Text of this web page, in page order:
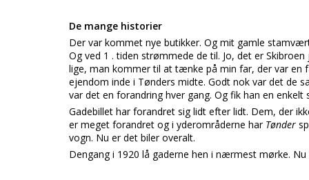
De mange historier
Der var kommet nye butikker. Og mit gamle
Og ved 1 . tiden strømmede de til. Jo, det er
lige, man kommer til at tænke på min far, der var
ejendom inde i Tønders midte. Godt nok var det de
var det en forandring hver gang. Og fik han en
Gadebillet har forandret sig lidt efter lidt. Dem, der
er meget forandret og i yderområderne har Tønder
vogn. Nu er det biler overalt.
Dengang i 1920 lå gaderne hen i nærmest mørke.